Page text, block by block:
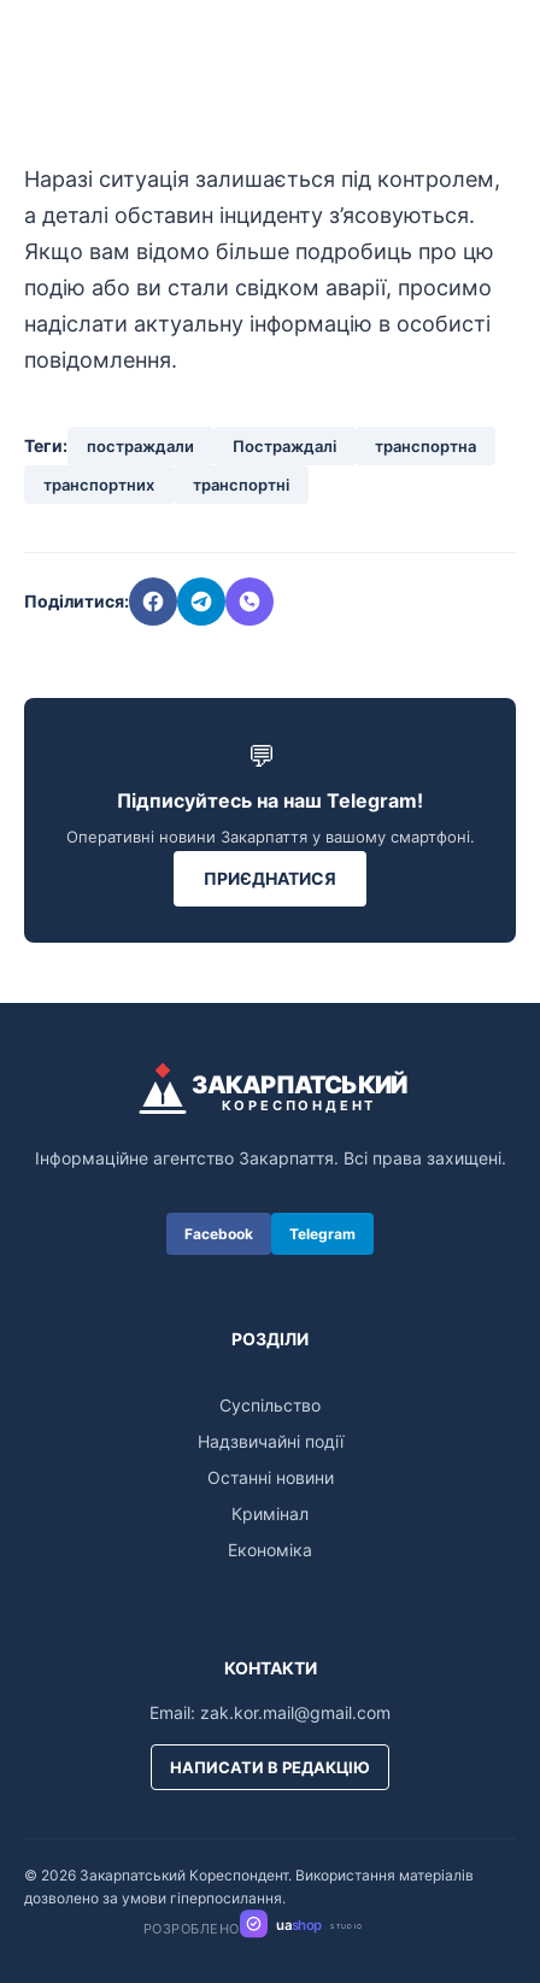
Наразі ситуація залишається під контролем,
а деталі обставин інциденту з’ясовуються.
Якщо вам відомо більше подробиць про цю
подію або ви стали свідком аварії, просимо
надіслати актуальну інформацію в особисті
повідомлення.
Теги: постраждали Постраждалі
транспортна
транспортних
транспортні
Поділитися:
💬
Підписуйтесь на наш Telegram!
Оперативні новини Закарпаття у вашому смартфоні.
ПРИЄДНАТИСЯ
ЗАКАРПАТСЬКИЙ
КОРЕСПОНДЕНТ
Інформаційне агентство Закарпаття. Всі права захищені.
Facebook Telegram
РОЗДІЛИ
Суспільство
Надзвичайні події
Останні новини
Кримінал
Економіка
КОНТАКТИ
Email: zak.kor.mail@gmail.com
НАПИСАТИ В РЕДАКЦІЮ
© 2026 Закарпатський Кореспондент. Використання матеріалів
дозволено за умови гіперпосилання.
РОЗРОБЛЕНО uashop STUDIO